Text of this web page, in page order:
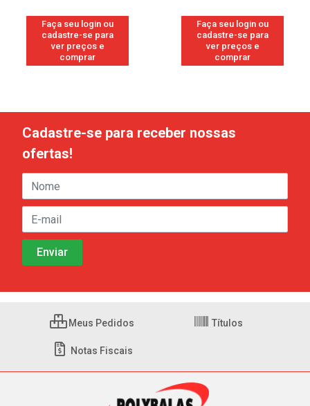
Faça seu login ou
cadastre-se para
ver preços e
comprar
Faça seu login ou
cadastre-se para
ver preços e
comprar
Cadastre-se para receber nossas
ofertas!
Meus Pedidos Títulos
Notas Fiscais